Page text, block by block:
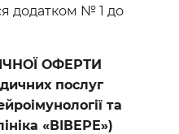
додатком № 1 до
ОФЕРТИ
послуг
та
«ВІВЕРЕ»)